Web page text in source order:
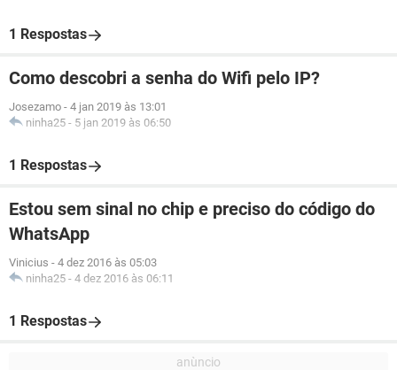
1 Respostas
Como descobri a senha do Wifi pelo IP?
Josezamo - 4 jan 2019 às 13:01
ninha25 - 5 jan 2019 às 06:50
1 Respostas
Estou sem sinal no chip e preciso do código do
WhatsApp
Vinicius - 4 dez 2016 às 05:03
ninha25 - 4 dez 2016 às 06:11
1 Respostas